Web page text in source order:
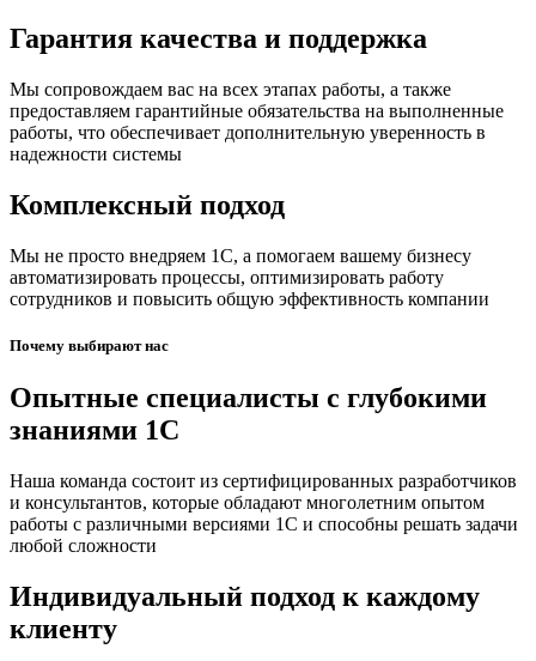
Гарантия качества и поддержка
Мы сопровождаем вас на всех этапах работы, а также
предоставляем гарантийные обязательства на выполненные
работы, что обеспечивает дополнительную уверенность в
надежности системы
Комплексный подход
Мы не просто внедряем 1С, а помогаем вашему бизнесу
автоматизировать процессы, оптимизировать работу
сотрудников и повысить общую эффективность компании
Почему выбирают нас
Опытные специалисты с глубокими
знаниями 1С
Наша команда состоит из сертифицированных разработчиков
и консультантов, которые обладают многолетним опытом
работы с различными версиями 1С и способны решать задачи
любой сложности
Индивидуальный подход к каждому
клиенту